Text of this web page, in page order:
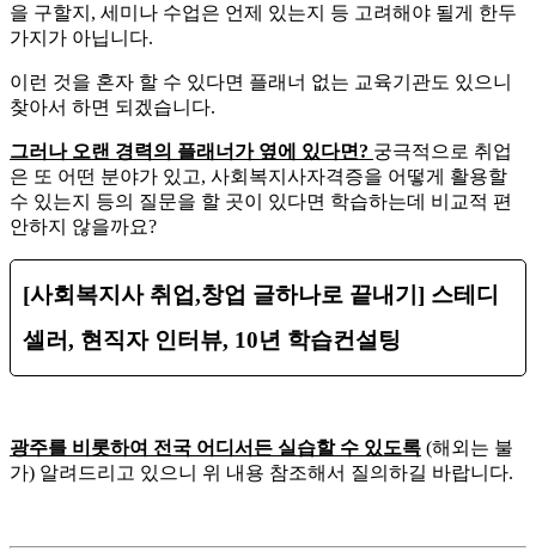
을 구할지, 세미나 수업은 언제 있는지 등 고려해야 될게 한두
가지가 아닙니다.
​이런 것을 혼자 할 수 있다면 플래너 없는 교육기관도 있으니
찾아서 하면 되겠습니다.
그러나 오랜 경력의 플래너가 옆에 있다면? 궁극적으로 취업
은 또 어떤 분야가 있고, 사회복지사자격증을 어떻게 활용할
수 있는지 등의 질문을 할 곳이 있다면 학습하는데 비교적 편
안하지 않을까요?
[사회복지사 취업,창업 글하나로 끝내기] 스테디
셀러, 현직자 인터뷰, 10년 학습컨설팅
광주를 비롯하여 전국 어디서든 실습할 수 있도록 (해외는 불
가) 알려드리고 있으니 위 내용 참조해서 질의하길 바랍니다.